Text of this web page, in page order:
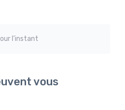
l'instant
vous